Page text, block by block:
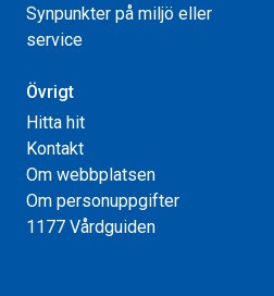
Synpunkter på miljö eller
service
Övrigt
Hitta hit
Kontakt
Om webbplatsen
Om personuppgifter
1177 Vårdguiden